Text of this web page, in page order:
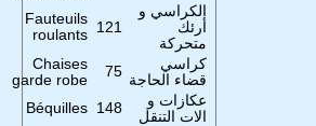
الكراسي و
أرئك
متحركة
121
Fauteuils
roulants
كراسي
قضاء الحاجة
75
Chaises
garde robe
عكازات و
الات التنقل
148
Béquilles